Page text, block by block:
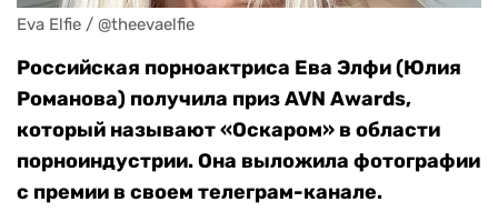
Eva Elfie / @theevaelfie
Российская порноактриса Ева Элфи (Юлия
Романова) получила приз AVN Awards,
который называют «Оскаром» в области
порноиндустрии. Она выложила фотографии
с премии в своем телеграм-канале.